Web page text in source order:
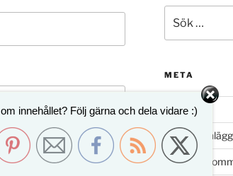
efter:
META
Logga in
Flöde för inlägg
Flöde för
innehållet? Följ gärna och dela vidare :)